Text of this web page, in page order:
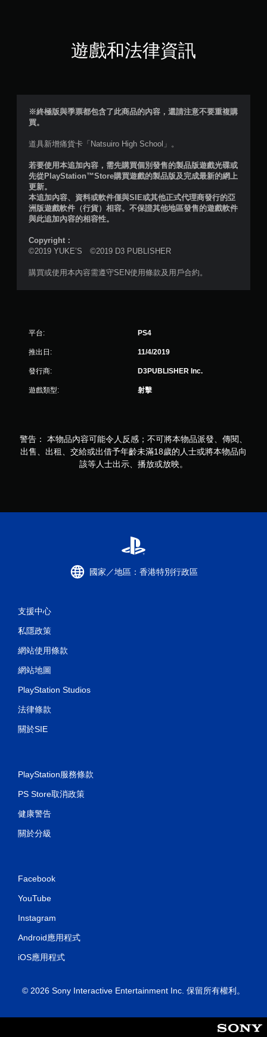
星
共
2
遊戲和法律資訊
※終極版與季票都包含了此商品的內容，還請注意不要重複購
買。
道具新增痛貨卡「Natsuiro High School」。
若要使用本追加內容，需先購買個別發售的製品版遊戲光碟或
先從PlayStation™Store購買遊戲的製品版及完成最新的網上
更新。
本追加內容、資料或軟件僅與SIE或其他正式代理商發行的亞
洲版遊戲軟件（行貨）相容。不保證其他地區發售的遊戲軟件
與此追加內容的相容性。
Copyright：
©2019 YUKE’S ©2019 D3 PUBLISHER
購買或使用本內容需遵守SEN使用條款及用戶合約。
平台: PS4
推出日: 11/4/2019
發行商: D3PUBLISHER Inc.
遊戲類型: 射擊
警告： 本物品內容可能令人反感；不可將本物品派發、傳閱、
出售、出租、交給或出借予年齡未滿18歲的人士或將本物品向
該等人士出示、播放或放映。
國家／地區：香港特別行政區
支援中心
私隱政策
網站使用條款
網站地圖
PlayStation Studios
法律條款
關於SIE
PlayStation服務條款
PS Store取消政策
健康警告
關於分級
Facebook
YouTube
Instagram
Android應用程式
iOS應用程式
© 2026 Sony Interactive Entertainment Inc. 保留所有權利。